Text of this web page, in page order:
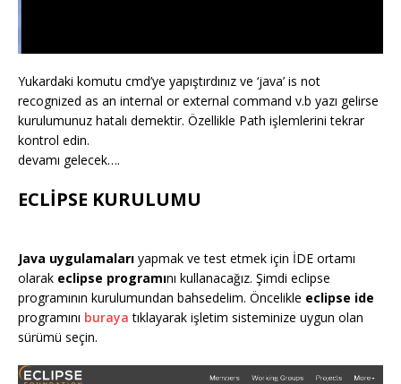
Yukardaki komutu cmd’ye yapıştırdınız ve ‘java’ is not
recognized as an internal or external command v.b yazı gelirse
kurulumunuz hatalı demektir. Özellikle Path işlemlerini tekrar
kontrol edin.
devamı gelecek….
ECLİPSE KURULUMU
Java uygulamaları yapmak ve test etmek için İDE ortamı
olarak eclipse programını kullanacağız. Şimdi eclipse
programının kurulumundan bahsedelim. Öncelikle eclipse ide
programını buraya tıklayarak işletim sisteminize uygun olan
sürümü seçin.